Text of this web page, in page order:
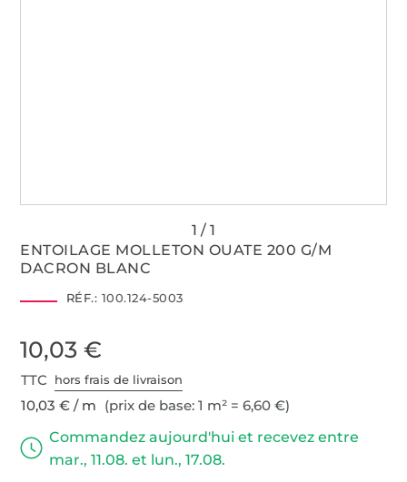
ENTOILAGE MOLLETON OUATE 200 G/M
DACRON BLANC
RÉF.: 100.124-5003
10,03 €
TTC hors frais de livraison
10,03 € / m (prix de base: 1 m² = 6,60 €)
Commandez aujourd'hui et recevez entre
mar., 11.08. et lun., 17.08.